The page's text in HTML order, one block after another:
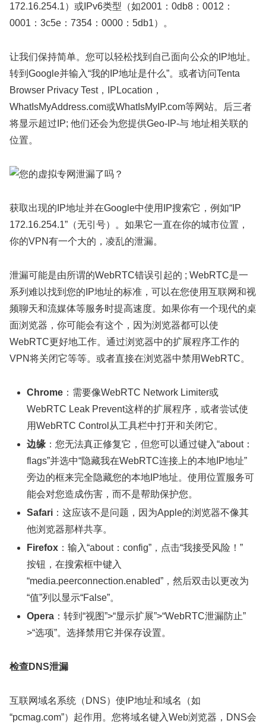
172.16.254.1）或IPv6类型（如2001：0db8：0012：
0001：3c5e：7354：0000：5db1）。
让我们保持简单。您可以轻松找到自己面向公众的IP地址。
转到Google并输入“我的IP地址是什么”。或者访问Tenta
Browser Privacy Test，IPLocation，
WhatIsMyAddress.com或WhatIsMyIP.com等网站。后三者
将显示超过IP; 他们还会为您提供Geo-IP-与 地址相关联的
位置。
获取出现的IP地址并在Google中使用IP搜索它，例如“IP
172.16.254.1”（无引号）。如果它一直在你的城市位置，
你的VPN有一个大的，凌乱的泄漏。
泄漏可能是由所谓的WebRTC错误引起的 ; WebRTC是一
系列难以找到您的IP地址的标准，可以在您使用互联网和视
频聊天和流媒体等服务时提高速度。如果你有一个现代的桌
面浏览器，你可能会有这个，因为浏览器都可以使
WebRTC更好地工作。通过浏览器中的扩展程序工作的
VPN将关闭它等等。或者直接在浏览器中禁用WebRTC。
Chrome ：需要像WebRTC Network Limiter或
WebRTC Leak Prevent这样的扩展程序，或者尝试使
用WebRTC Control从工具栏中打开和关闭它。
边缘 ：您无法真正修复它，但您可以通过键入“about：
flags”并选中“隐藏我在WebRTC连接上的本地IP地址”
旁边的框来完全隐藏您的本地IP地址。使用位置服务可
能会对您造成伤害，而不是帮助保护您。
Safari ：这应该不是问题，因为Apple的浏览器不像其
他浏览器那样共享。
Firefox ：输入“about：config”，点击“我接受风险！”
按钮，在搜索框中键入
“media.peerconnection.enabled”，然后双击以更改为
“值”列以显示“False”。
Opera ：转到“视图”>“显示扩展”>“WebRTC泄漏防止”
>“选项”。选择禁用它并保存设置。
检查DNS泄漏
互联网域名系统（DNS）使IP地址和域名（如
“pcmag.com”）起作用。您将域名键入Web浏览器，DNS会